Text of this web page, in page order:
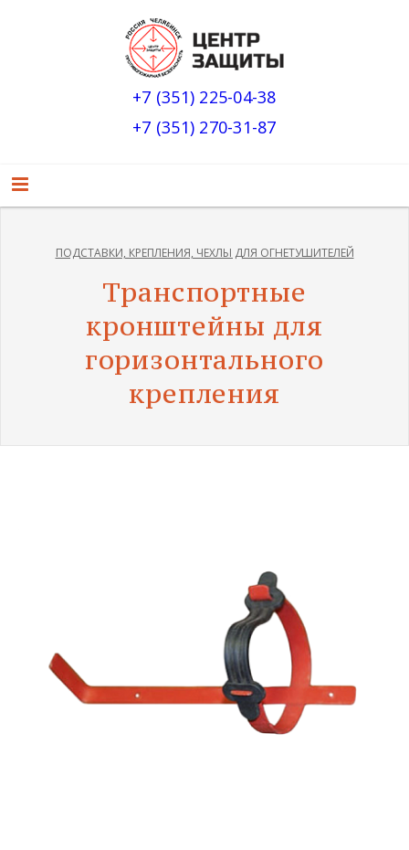
+7 (351) 225-04-38
+7 (351) 270-31-87
ПОДСТАВКИ, КРЕПЛЕНИЯ, ЧЕХЛЫ ДЛЯ ОГНЕТУШИТЕЛЕЙ
Транспортные
кронштейны для
горизонтального
крепления